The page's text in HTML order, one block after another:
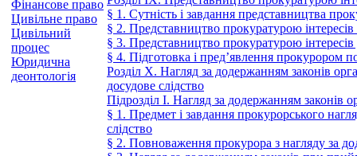
Фінансове право
Цивільне право
Цивільний
процес
Юридична
деонтологія
§ 1. Сутність і завдання представництва
§ 2. Представництво прокуратурою
§ 3. Представництво прокуратурою
§ 4. Підготовка і пред’явлення прокурором
Розділ Х. Нагляд за додержанням законів
досудове слідство
Підрозділ І. Нагляд за додержанням законів
§ 1. Предмет і завдання прокурорського
слідство
§ 2. Повноваження прокурора з нагляду за